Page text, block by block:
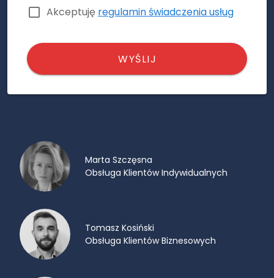
Akceptuję regulamin świadczenia usług
WYŚLIJ
Marta Szczęsna
Obsługa Klientów Indywidualnych
Tomasz Kosiński
Obsługa Klientów Biznesowych